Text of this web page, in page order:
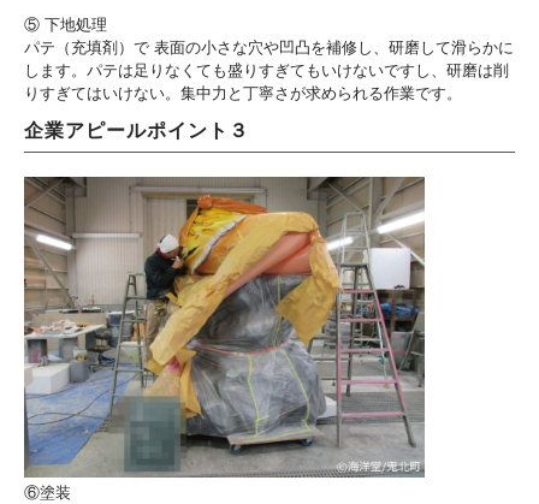
⑤ 下地処理
パテ（充填剤）で 表面の小さな穴や凹凸を補修し、研磨して滑らかに
します。パテは足りなくても盛りすぎてもいけないですし、研磨は削
りすぎてはいけない。集中力と丁寧さが求められる作業です。
企業アピールポイント３
⑥塗装